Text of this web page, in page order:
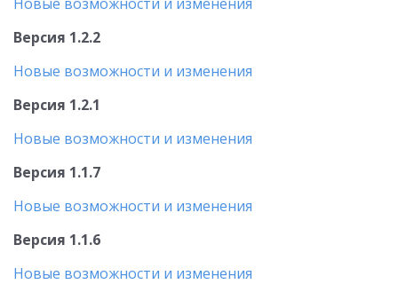
Версия 1.2.2
Новые возможности и изменения
Версия 1.2.1
Новые возможности и изменения
Версия 1.1.7
Новые возможности и изменения
Версия 1.1.6
Новые возможности и изменения